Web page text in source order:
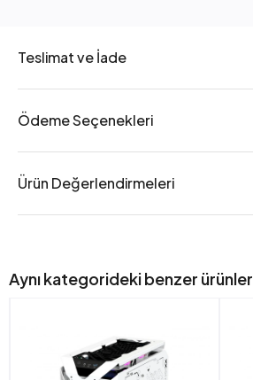
Teslimat ve İade
Ödeme Seçenekleri
Ürün Değerlendirmeleri
Aynı kategorideki benzer ürünler